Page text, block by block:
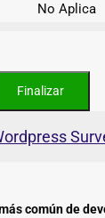
No Aplica
común de